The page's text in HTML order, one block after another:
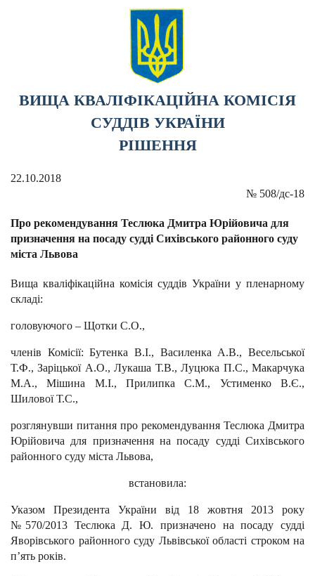
ВИЩА КВАЛІФІКАЦІЙНА КОМІСІЯ
СУДДІВ УКРАЇНИ
РІШЕННЯ
22.10.2018
№ 508/дс-18
Про рекомендування Теслюка Дмитра Юрійовича для
призначення на посаду судді Сихівського районного суду
міста Львова
Вища кваліфікаційна комісія суддів України у пленарному
складі:
головуючого – Щотки С.О.,
членів Комісії: Бутенка В.І., Василенка А.В., Весельської
Т.Ф., Заріцької А.О., Лукаша Т.В., Луцюка П.С., Макарчука
М.А., Мішина М.І., Прилипка С.М., Устименко В.Є.,
Шилової Т.С.,
розглянувши питання про рекомендування Теслюка Дмитра
Юрійовича для призначення на посаду судді Сихівського
районного суду міста Львова,
встановила:
Указом Президента України від 18 жовтня 2013 року
№570/2013 Теслюка Д. Ю. призначено на посаду судді
Яворівського районного суду Львівської області строком на
п’ять років.